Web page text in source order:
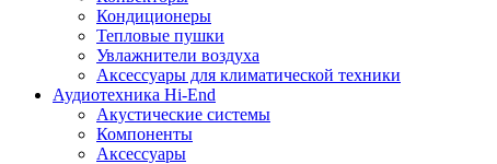
Кондиционеры
Тепловые пушки
Увлажнители воздуха
Аксессуары для климатической техники
Аудиотехника Hi-End
Акустические системы
Компоненты
Аксессуары